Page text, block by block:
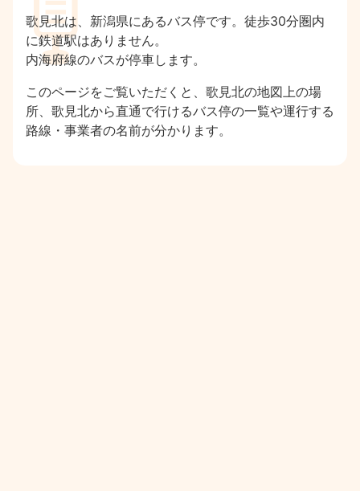
歌見北は、新潟県にあるバス停です。徒歩30分圏内
に鉄道駅はありません。
内海府線のバスが停車します。
このページをご覧いただくと、歌見北の地図上の場
所、歌見北から直通で行けるバス停の一覧や運行する
路線・事業者の名前が分かります。